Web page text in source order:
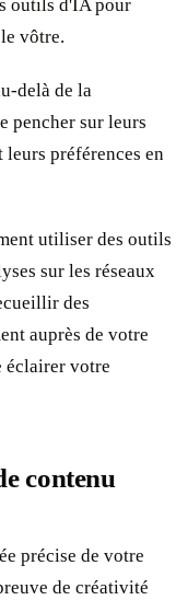
outils d'IA pour
vôtre.
delà de la
pencher sur leurs
préférences en
utiliser des outils
sur les réseaux
des
auprès de votre
éclairer votre
contenu
précise de votre
de créativité